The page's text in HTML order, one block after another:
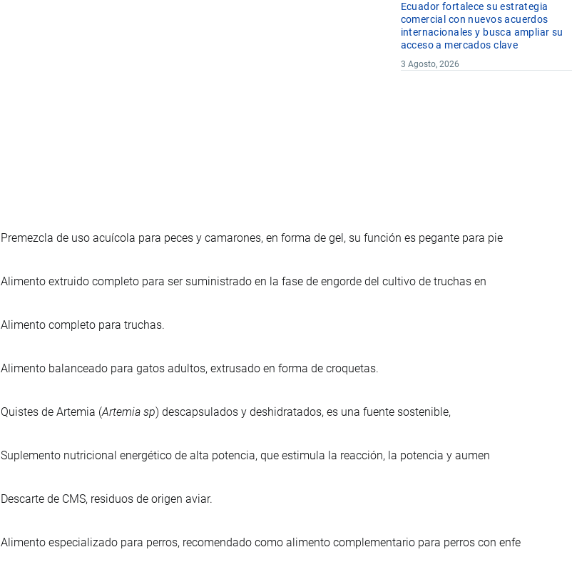
Ecuador fortalece su estrategia
comercial con nuevos acuerdos
internacionales y busca ampliar su
acceso a mercados clave
3 Agosto, 2026
Premezcla de uso acuícola para peces y camarones, en forma de gel, su función es pegante para pie
Alimento extruido completo para ser suministrado en la fase de engorde del cultivo de truchas en
Alimento completo para truchas.
Alimento balanceado para gatos adultos, extrusado en forma de croquetas.
Quistes de Artemia (Artemia sp) descapsulados y deshidratados, es una fuente sostenible,
Suplemento nutricional energético de alta potencia, que estimula la reacción, la potencia y aumen
Descarte de CMS, residuos de origen aviar.
Alimento especializado para perros, recomendado como alimento complementario para perros con enfe